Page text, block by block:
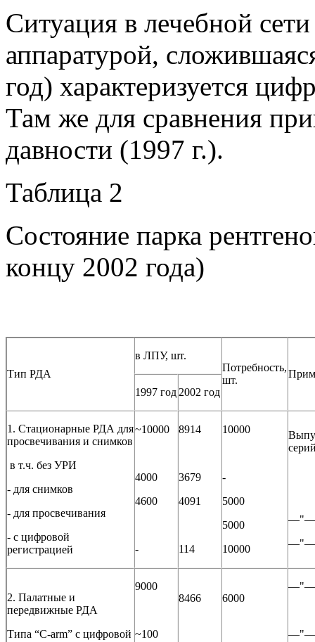
Ситуация в лечебной
аппаратурой,
год) характеризуется
Там же для сравнения
давности (1997 г.).
Таблица 2
Состояние парка
концу 2002 года)
Тип РДА
в ЛПУ, шт.
Потребность,
шт.
1997 год 2002 год
1. Стационарные РДА для
просвечивания и снимков
в т.ч. без УРИ
- для снимков
- для просвечивания
- с цифровой
регистрацией
~10000
4000
4600
-
8914
3679
4091
114
10000
-
5000
5000
10000
―"―
―"―
2. Палатные и
передвижные РДА
Типа “C-arm” с цифровой
9000
~100
8466 6000
―"―
―"―